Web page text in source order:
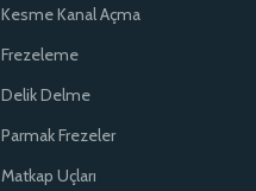
Kesme Kanal Açma
Frezeleme
Delik Delme
Parmak Frezeler
Matkap Uçları